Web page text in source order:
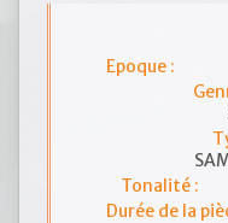
Epoque :
Tonalité :
Durée de la